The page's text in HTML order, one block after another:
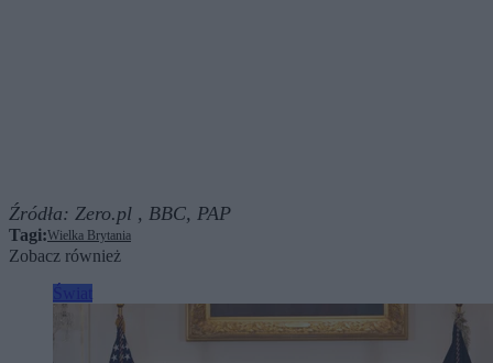
Źródła: Zero.pl , BBC, PAP
Tagi:Wielka Brytania
Zobacz również